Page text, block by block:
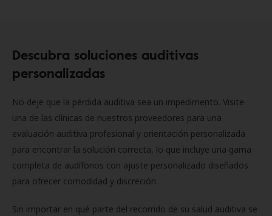
Descubra soluciones auditivas
personalizadas
No deje que la pérdida auditiva sea un impedimento. Visite
una de las clínicas de nuestros proveedores para una
evaluación auditiva profesional y orientación personalizada
para encontrar la solución correcta, lo que incluye una gama
completa de audífonos con ajuste personalizado diseñados
para ofrecer comodidad y discreción.
Sin importar en qué parte del recorrido de su salud auditiva se